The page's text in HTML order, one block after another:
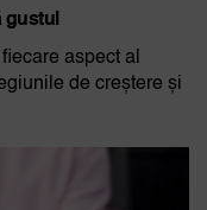
gustul
aspect al
de creștere și